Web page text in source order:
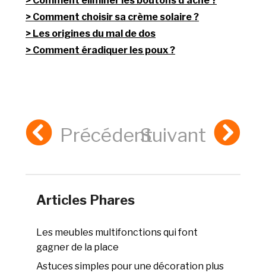
Comment choisir sa crème solaire ?
Les origines du mal de dos
Comment éradiquer les poux ?
PrécédentSuivant
Articles Phares
Les meubles multifonctions qui font
gagner de la place
Astuces simples pour une décoration plus